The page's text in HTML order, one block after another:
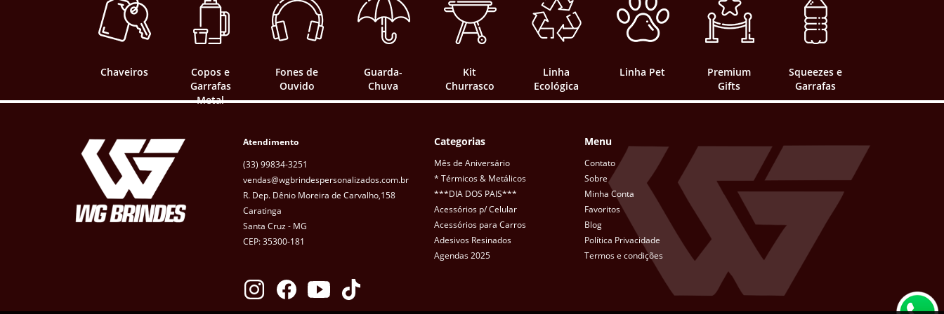
Chaveiros
Copos e
Garrafas
Metal
Fones de
Ouvido
Guarda-
Chuva
Kit
Churrasco
Linha
Ecológica
Linha Pet
Premium
Gifts
Squeezes e
Garrafas
Atendimento
(33) 99834-3251
vendas@wgbrindespersonalizados.com.br
R. Dep. Dênio Moreira de Carvalho,158
Caratinga
Santa Cruz - MG
CEP: 35300-181
Categorias
Mês de Aniversário
* Térmicos & Metálicos
***DIA DOS PAIS***
Acessórios p/ Celular
Acessórios para Carros
Adesivos Resinados
Agendas 2025
Menu
Contato
Sobre
Minha Conta
Favoritos
Blog
Política Privacidade
Termos e condições